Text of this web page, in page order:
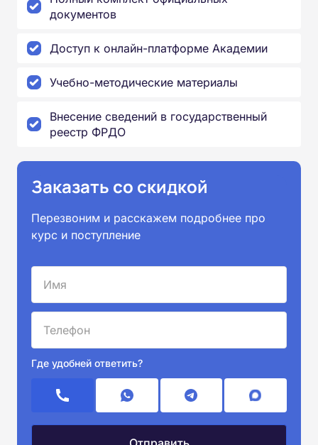
документов
Доступ к онлайн-платформе Академии
Учебно-методические материалы
Внесение сведений в государственный
реестр ФРДО
Заказать со скидкой
Перезвоним и расскажем подробнее про
курс и поступление
Где удобней ответить?